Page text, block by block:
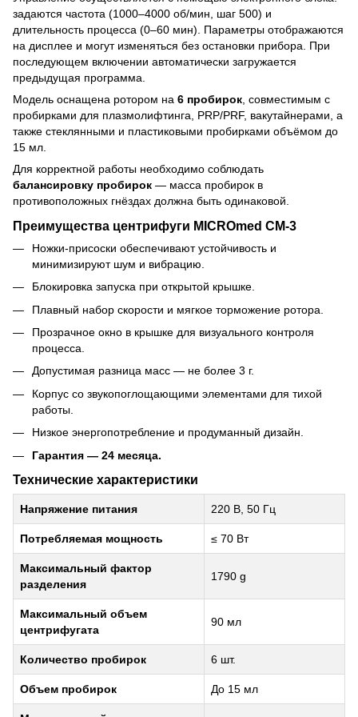
задаются частота (1000–4000 об/мин, шаг 500) и
длительность процесса (0–60 мин). Параметры отображаются
на дисплее и могут изменяться без остановки прибора. При
последующем включении автоматически загружается
предыдущая программа.
Модель оснащена ротором на 6 пробирок , совместимым с
пробирками для плазмолифтинга, PRP/PRF, вакутайнерами, а
также стеклянными и пластиковыми пробирками объёмом до
15 мл.
Для корректной работы необходимо соблюдать
балансировку пробирок — масса пробирок в
противоположных гнёздах должна быть одинаковой.
Преимущества центрифуги MICROmed CM-3
Ножки-присоски обеспечивают устойчивость и
минимизируют шум и вибрацию.
Блокировка запуска при открытой крышке.
Плавный набор скорости и мягкое торможение ротора.
Прозрачное окно в крышке для визуального контроля
процесса.
Допустимая разница масс — не более 3 г.
Корпус со звукопоглощающими элементами для тихой
работы.
Низкое энергопотребление и продуманный дизайн.
Гарантия — 24 месяца.
Технические характеристики
Напряжение питания 220 В, 50 Гц
Потребляемая мощность ≤ 70 Вт
Максимальный фактор
разделения
1790 g
Максимальный объем
центрифугата
90 мл
Количество пробирок 6 шт.
Объем пробирок До 15 мл